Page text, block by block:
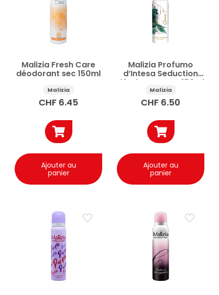
Malizia Fresh Care
déodorant sec 150ml
Malizia
CHF 6.45
Ajouter au
panier
Malizia Profumo
d’Intesa Seduction
déodorant Vert 150ml
Malizia
CHF 6.50
Ajouter au
panier